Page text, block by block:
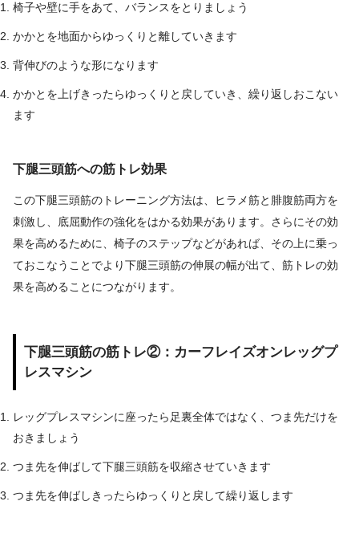
椅子や壁に手をあて、 バランスをとりましょう
かかとを地面からゆっくりと離していきます
背伸びのような形になります
かかとを上げきったらゆっくりと戻していき、繰り返しおこない
ます
下腿三頭筋への筋トレ効果
この下腿三頭筋のトレーニング方法は、ヒラメ筋と腓腹筋両方を
刺激し、底屈動作の強化をはかる効果があります。さらにその効
果を高めるために、椅子のステップなどがあれば、その上に乗っ
ておこなうことでより下腿三頭筋の伸展の幅が出て、筋トレの効
果を高めることにつながります。
下腿三頭筋の筋トレ②：カーフレイズオンレッグプ
レスマシン
レッグプレスマシンに座ったら足裏全体ではなく、つま先だけを
おきましょう
つま先を伸ばして下腿三頭筋を収縮させていきます
つま先を伸ばしきったらゆっくりと戻して繰り返します